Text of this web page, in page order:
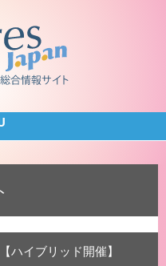
ハイブリッド開催】